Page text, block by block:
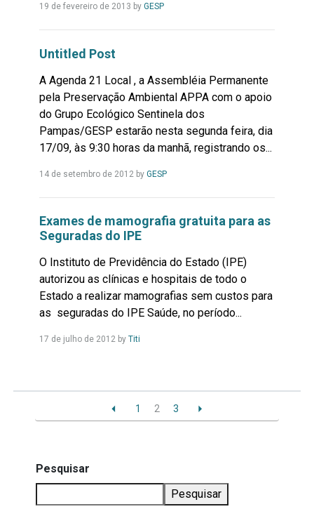
19 de fevereiro de 2013 by GESPLeia
Untitled Post
A Agenda 21 Local , a Assembléia Permanente
pela Preservação Ambiental APPA com o apoio
do Grupo Ecológico Sentinela dos
Pampas/GESP estarão nesta segunda feira, dia
17/09, às 9:30 horas da manhã, registrando os...
14 de setembro de 2012by GESPLeia
Exames de mamografia gratuita para as
Seguradas do IPE
O Instituto de Previdência do Estado (IPE)
autorizou as clínicas e hospitais de todo o
Estado a realizar mamografias sem custos para
as seguradas do IPE Saúde, no período...
17 de julho de 2012by TitiLeia
1 2 3
Pesquisar
Pesquisar